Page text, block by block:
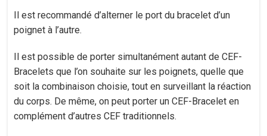
Il est recommandé d’alterner le port du bracelet d’un
poignet à l’autre.
Il est possible de porter simultanément autant de CEF-
Bracelets que l’on souhaite sur les poignets, quelle que
soit la combinaison choisie, tout en surveillant la réaction
du corps. De même, on peut porter un CEF-Bracelet en
complément d’autres CEF traditionnels.